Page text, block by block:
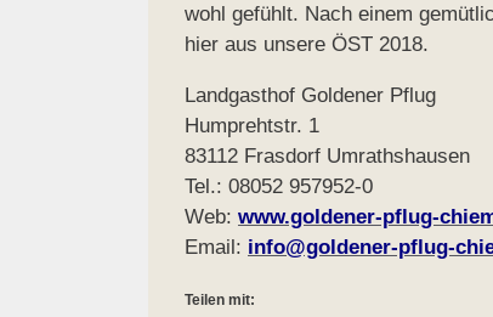
wohl gefühlt. Nach einem
hier aus unsere ÖST 2018.
Landgasthof Goldener Pflug
Humprehtstr. 1
83112 Frasdorf Umrathshausen
Tel.: 08052 957952-0
Web: www.goldener-pflug-
Email: info@goldener-pflug-
Teilen mit: